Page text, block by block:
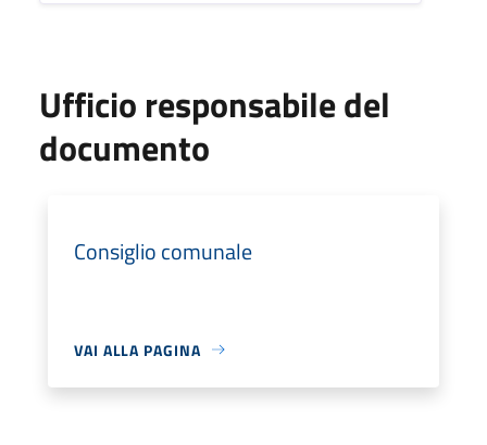
Ufficio responsabile del
documento
Consiglio comunale
VAI ALLA PAGINA